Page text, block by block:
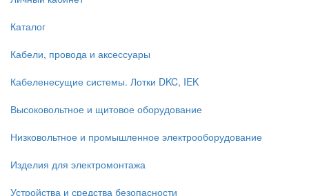
Каталог
Кабели, провода и аксессуары
Кабеленесущие системы. Лотки DKC, IEK
Высоковольтное и щитовое оборудование
Низковольтное и промышленное электрооборудование
Изделия для электромонтажа
Устройства и средства безопасности